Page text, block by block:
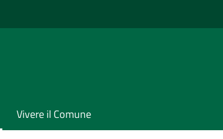
Vivere il Comune